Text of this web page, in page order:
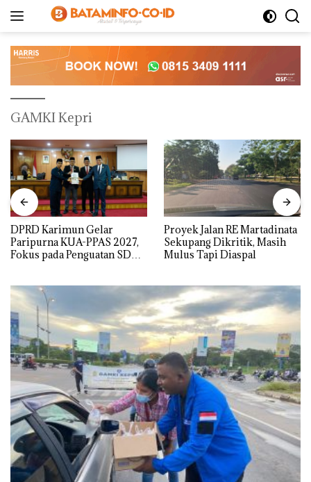
GAMKI Kepri
DPRD Karimun Gelar
Paripurna KUA-PPAS 2027,
Fokus pada Penguatan SDM,
Proyek Jalan RE Martadinata
Sekupang Dikritik, Masih
Mulus Tapi Diaspal